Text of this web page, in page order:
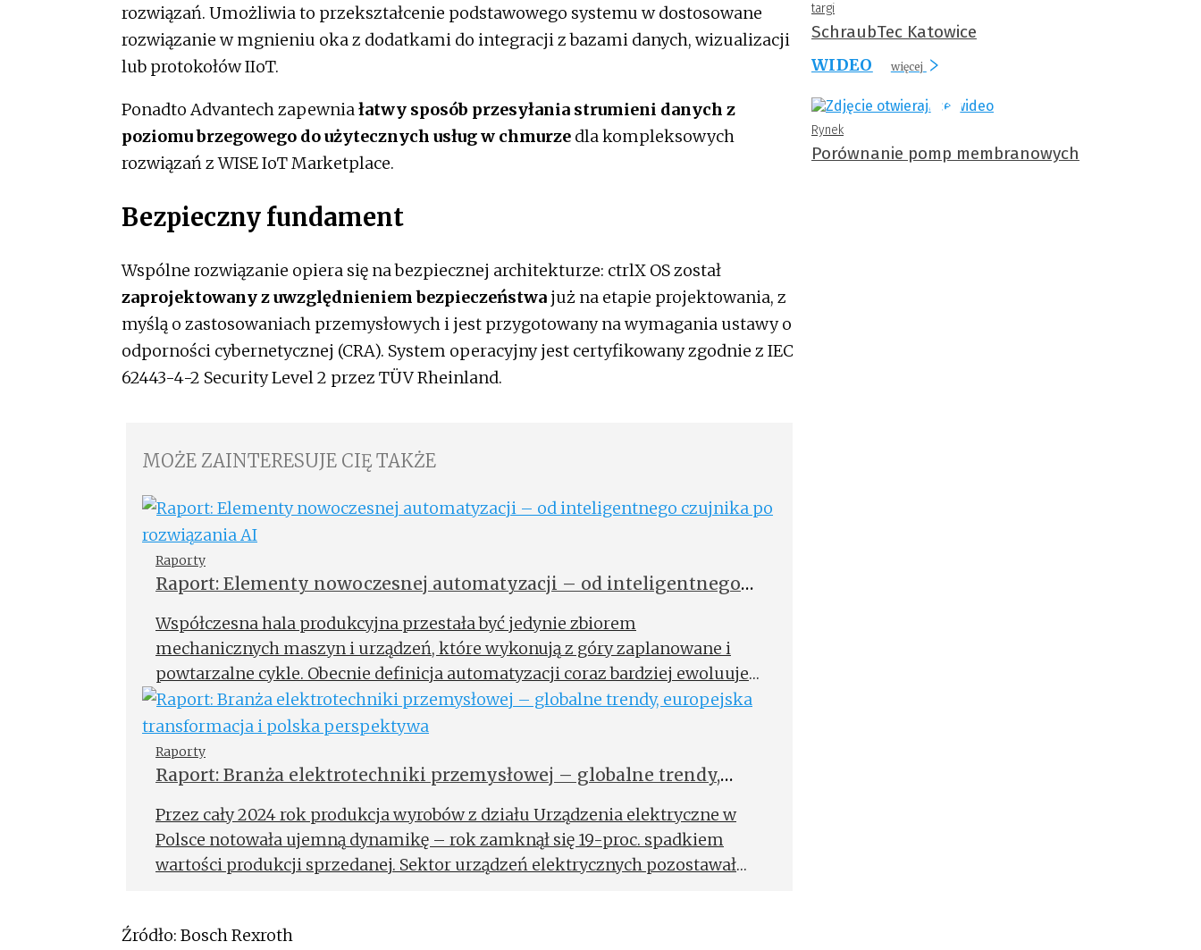
rozwiązań. Umożliwia to przekształcenie podstawowego systemu w dostosowane
rozwiązanie w mgnieniu oka z dodatkami do integracji z bazami danych, wizualizacji
lub protokołów IIoT.
Ponadto Advantech zapewnia łatwy sposób przesyłania strumieni danych z
poziomu brzegowego do użytecznych usług w chmurze dla kompleksowych
rozwiązań z WISE IoT Marketplace.
Bezpieczny fundament
Wspólne rozwiązanie opiera się na bezpiecznej architekturze: ctrlX OS został
zaprojektowany z uwzględnieniem bezpieczeństwa już na etapie projektowania, z
myślą o zastosowaniach przemysłowych i jest przygotowany na wymagania ustawy o
odporności cybernetycznej (CRA). System operacyjny jest certyfikowany zgodnie z IEC
62443-4-2 Security Level 2 przez TÜV Rheinland.
MOŻE ZAINTERESUJE CIĘ TAKŻE
Raporty
Raport: Elementy nowoczesnej automatyzacji – od inteligentnego
Współczesna hala produkcyjna przestała być jedynie zbiorem
mechanicznych maszyn i urządzeń, które wykonują z góry zaplanowane i
powtarzalne cykle. Obecnie definicja automatyzacji coraz bardziej ewoluuje
w stronę cyfrowego ekosystemu, w którym granica między światem
operacyjnym (OT) a informatycznym (IT) niemal całkowicie się zatarła.
Raporty
Raport: Branża elektrotechniki przemysłowej – globalne trendy,
Przez cały 2024 rok produkcja wyrobów z działu Urządzenia elektryczne w
Polsce notowała ujemną dynamikę – rok zamknął się 19-proc. spadkiem
wartości produkcji sprzedanej. Sektor urządzeń elektrycznych pozostawał
Źródło: Bosch Rexroth
targi
SchraubTec Katowice
WIDEO
więcej
Rynek
Porównanie pomp membranowych